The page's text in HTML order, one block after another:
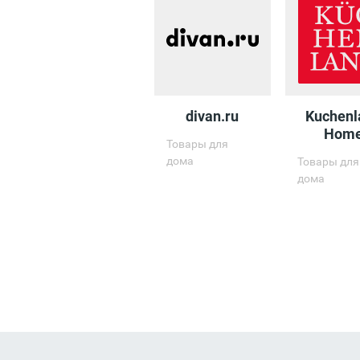
divan.ru
Товары для
дома
Товары для
дома